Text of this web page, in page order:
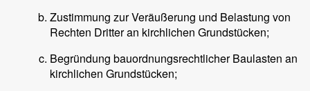
Zustimmung zur Veräußerung und Belastung von
Rechten Dritter an kirchlichen Grundstücken;
Begründung bauordnungsrechtlicher Baulasten an
kirchlichen Grundstücken;